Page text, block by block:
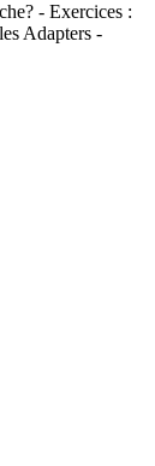
- Exercices :
Adapters -